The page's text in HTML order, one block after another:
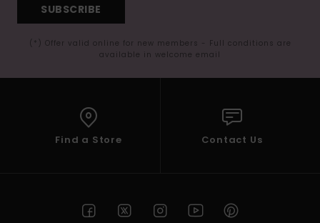
SUBSCRIBE
(*) Offer valid online for new members - Full conditions are
available in welcome email
Find a Store Contact Us